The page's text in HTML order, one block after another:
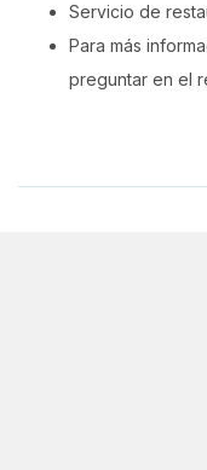
Servicio de
Para más
preguntar en el